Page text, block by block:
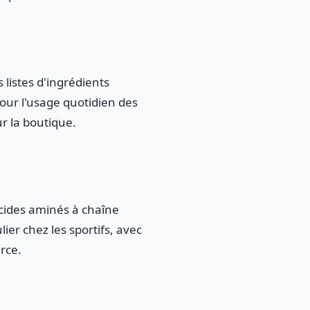
listes d'ingrédients
l'usage quotidien des
la boutique.
aminés à chaîne
chez les sportifs, avec